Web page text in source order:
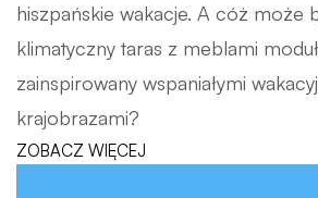
hiszpańskie wakacje. A cóż może
klimatyczny taras z meblami
zainspirowany wspaniałymi
krajobrazami?
ZOBACZ WIĘCEJ